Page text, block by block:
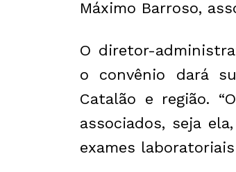
Máximo Barroso,
O diretor-
o convênio dará
Catalão e região.
associados, seja
exames